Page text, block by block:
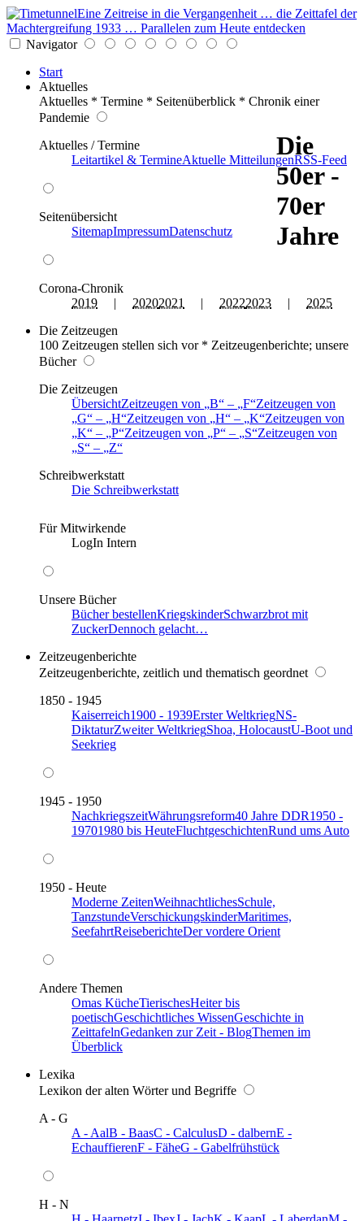
Eine Zeitreise in die Vergangenheit … die Zeittafel der
Machtergreifung 1933 … Parallelen zum Heute entdecken
Navigator
Start
Aktuelles
Aktuelles * Termine * Seitenüberblick * Chronik einer
Pandemie
Aktuelles / Termine
Leitartikel & TermineAktuelle MitteilungenRSS-Feed
Seitenübersicht
SitemapImpressumDatenschutz
Corona-Chronik
2019 | 20202021 | 20222023 | 2025
Die Zeitzeugen
100 Zeitzeugen stellen sich vor * Zeitzeugenberichte; unsere
Bücher
Die Zeitzeugen
ÜbersichtZeitzeugen von B – F Zeitzeugen von
G
– H Zeitzeugen von H – K Zeitzeugen von
K
– P Zeitzeugen von P – S Zeitzeugen von
S
–
Z
Schreibwerkstatt
Die Schreibwerkstatt
Für Mitwirkende
LogIn Intern
Unsere Bücher
Bücher bestellenKriegskinderSchwarzbrot mit
ZuckerDennoch gelacht…
Zeitzeugenberichte
Zeitzeugenberichte, zeitlich und thematisch geordnet
1850 - 1945
Kaiserreich1900 - 1939Erster WeltkriegNS-
DiktaturZweiter WeltkriegShoa, HolocaustU-Boot und
Seekrieg
1945 - 1950
NachkriegszeitWährungsreform40 Jahre DDR1950 -
19701980 bis HeuteFluchtgeschichtenRund ums Auto
1950 - Heute
Moderne ZeitenWeihnachtlichesSchule,
TanzstundeVerschickungskinderMaritimes,
SeefahrtReiseberichteDer vordere Orient
Andere Themen
Omas KücheTierischesHeiter bis
poetischGeschichtliches WissenGeschichte in
ZeittafelnGedanken zur Zeit - BlogThemen im
Überblick
Lexika
Lexikon der alten Wörter und Begriffe
A - G
A - AalB - BaasC - CalculusD - dalbernE -
EchauffierenF - FäheG - Gabelfrühstück
H - N
Die
50er -
70er
Jahre